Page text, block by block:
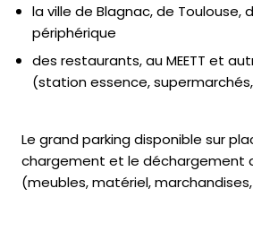
la ville de Blagnac, de Toulouse,
périphérique
des restaurants, au MEETT et
(station essence,
Le grand parking disponible sur
chargement et le déchargement
(meubles, matériel,